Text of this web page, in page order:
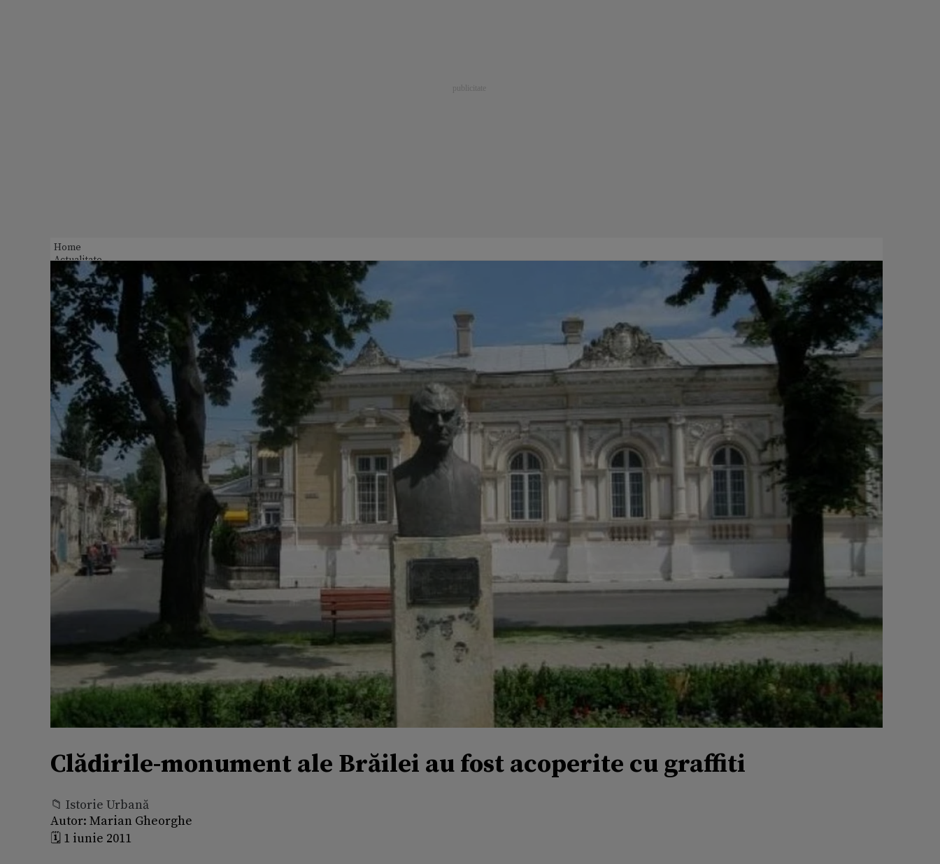
Home
Actualitate
Clădirile-monument ale Brăilei au fost acoperite cu graffiti
📁 Istorie Urbană
Autor: Marian Gheorghe
🗓️ 1 iunie 2011